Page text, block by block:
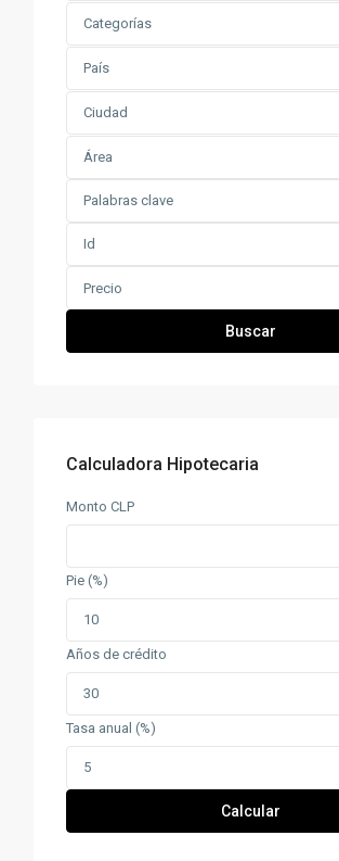
Categorías
País
Ciudad
Área
Precio
Buscar
Calculadora Hipotecaria
Monto CLP
Pie (%)
Años de crédito
Tasa anual (%)
Calcular